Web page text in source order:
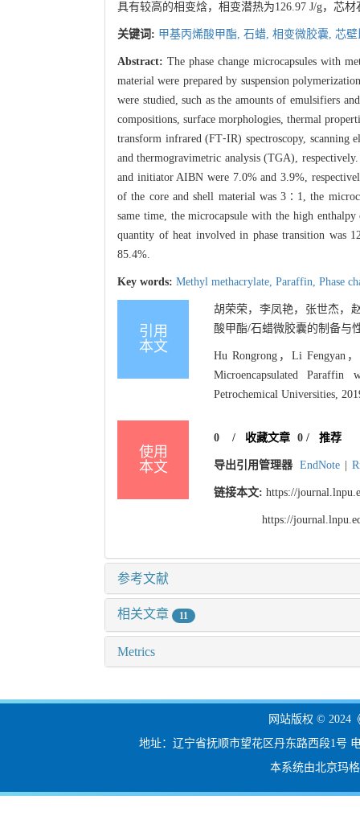
具有较高的相变焓，相变潜热为126.97 J/g，芯
关键词: 甲基丙烯酸甲酯, 石蜡, 相变微胶囊, 芯
Abstract:The phase change microcapsules with
material were prepared by suspension
were studied, such as the amounts of emulsifiers
compositions, surface morphologies, thermal
transform infrared (FT⁃IR) spectroscopy,
and thermogravimetric analysis (TGA),
and initiator AIBN were 7.0% and 3.9%,
of the core and shell material was 3∶1, the
same time, the microcapsule with the high
quantity of heat involved in phase transition was
85.4%.
Key words: Methyl methacrylate, Paraffin, Phase
引用
本文
胡荣荣，李凤艳，张世杰，
酸甲酯/石蜡微胶囊的制备与
Hu Rongrong，Li Fengyan
Microencapsulated Paraffin
Petrochemical Universities,
使用
本文
0/ 收藏文章 0 /推荐
导出引用管理器 EndNote
链接本文: https://
https://
参考文献
相关文章 11
Metrics
网站版权 © 2024
地址：辽宁省抚顺市望花区丹东路西段1号
本系统由北京玛